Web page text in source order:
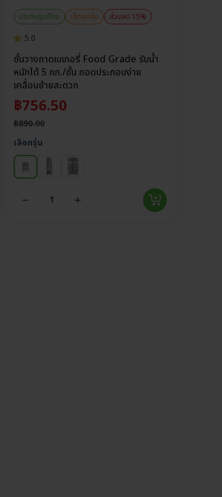
ประกันศูนย์ไทย เซ็ตสุดคุ้ม ส่วนลด 15%
5.0
ชั้นวางถาดเบเกอรี่ Food Grade รับน้ำ
หนักได้ 5 กก./ชั้น ถอดประกอบง่าย
เคลื่อนย้ายสะดวก
฿756.50
฿890.00
เลือกรุ่น